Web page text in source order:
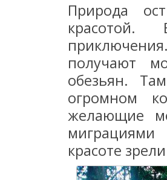
Природа
красотой.
получают
обезьян.
огромном
желающие
красоте